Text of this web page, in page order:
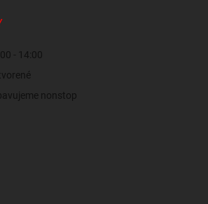
- 14:00
nonstop